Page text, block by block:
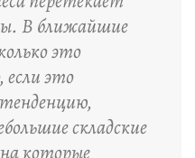
В ближайшие
это
если это
складские
которые